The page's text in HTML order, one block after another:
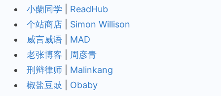
小蘭同学
ReadHub
个站商店
Simon Willison
威言威语
MAD
老张博客
周彦青
刑辩律师
Malinkang
椒盐豆豉
Obaby